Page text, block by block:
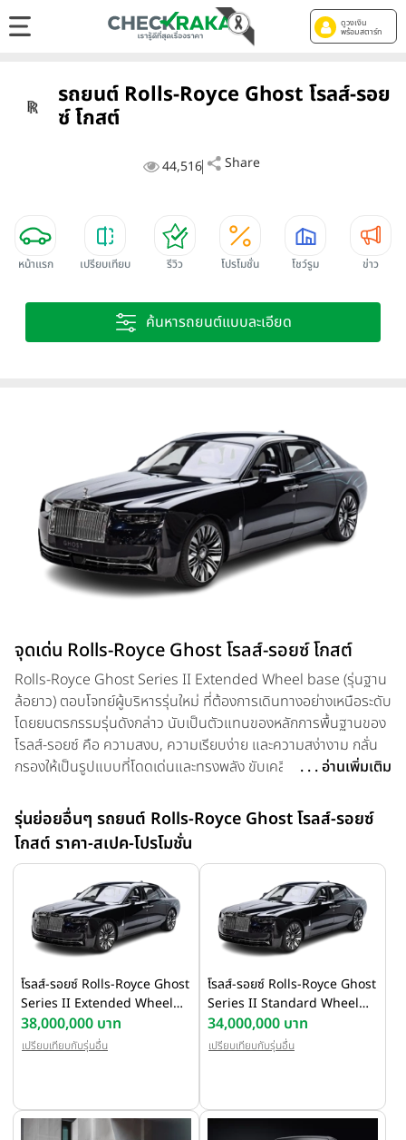
ดูวงเงิน
พร้อมสตาร์ท
รถยนต์ Rolls-Royce Ghost โรลส์-รอย
ซ์ โกสต์
44,516 Share
หน้าแรก เปรียบเทียบ รีวิว โปรโมชั่น โชว์รูม ข่าว
ค้นหารถยนต์แบบละเอียด
จุดเด่น Rolls-Royce Ghost โรลส์-รอยซ์ โกสต์
Rolls-Royce Ghost Series II Extended Wheel base (รุ่นฐาน
ล้อยาว) ตอบโจทย์ผู้บริหารรุ่นใหม่ ที่ต้องการเดินทางอย่างเหนือระดับ
โดยยนตรกรรมรุ่นดังกล่าว นับเป็นตัวแทนของหลักการพื้นฐานของ
โรลส์-รอยซ์ คือ ความสงบ, ความเรียบง่าย และความสง่างาม กลั่น
กรองให้เป็นรูปแบบที่โดดเด่นและทรงพลัง ขับเคลื่อนด้วยเครื่องยนต์
วตันเมตร ส่งกำลังสู่ล้อทั้ง 4 แบบแปรผันอัตโนมัติ (all-wheel
drive) ผ่านเกียร์อัตโนมัติ 8 จังหวะ เชื่อมต่อกับดาวเทียม คำนวณ
จังหวะเกียร์ให้เหมาะสมกับสภาพเส้นทาง อัตราเร่ง 0-100 กิโลเมตร
ต่อชั่วโมง ใน 4.9 วินาที
. . . อ่านเพิ่มเติม
รุ่นย่อยอื่นๆ รถยนต์ Rolls-Royce Ghost โรลส์-รอยซ์
โกสต์ ราคา-สเปค-โปรโมชั่น
โรลส์-รอยซ์ Rolls-Royce Ghost
Series II Extended Wheel
base ปี 2025
38,000,000 บาท
เปรียบเทียบกับรุ่นอื่น
โรลส์-รอยซ์ Rolls-Royce Ghost
Series II Standard Wheel
Base ปี 2025
34,000,000 บาท
เปรียบเทียบกับรุ่นอื่น